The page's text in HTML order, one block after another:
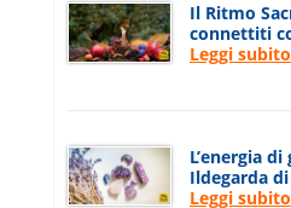
Il Ritmo
connettiti
Leggi subito
L’energia
Ildegarda
Leggi subito